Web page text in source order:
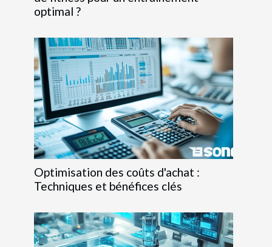
optimal ?
Optimisation des coûts d'achat :
Techniques et bénéfices clés